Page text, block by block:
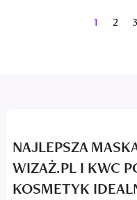
1 2 3
NAJLEPSZA
WIZAŻ.PL I KWC
KOSMETYK